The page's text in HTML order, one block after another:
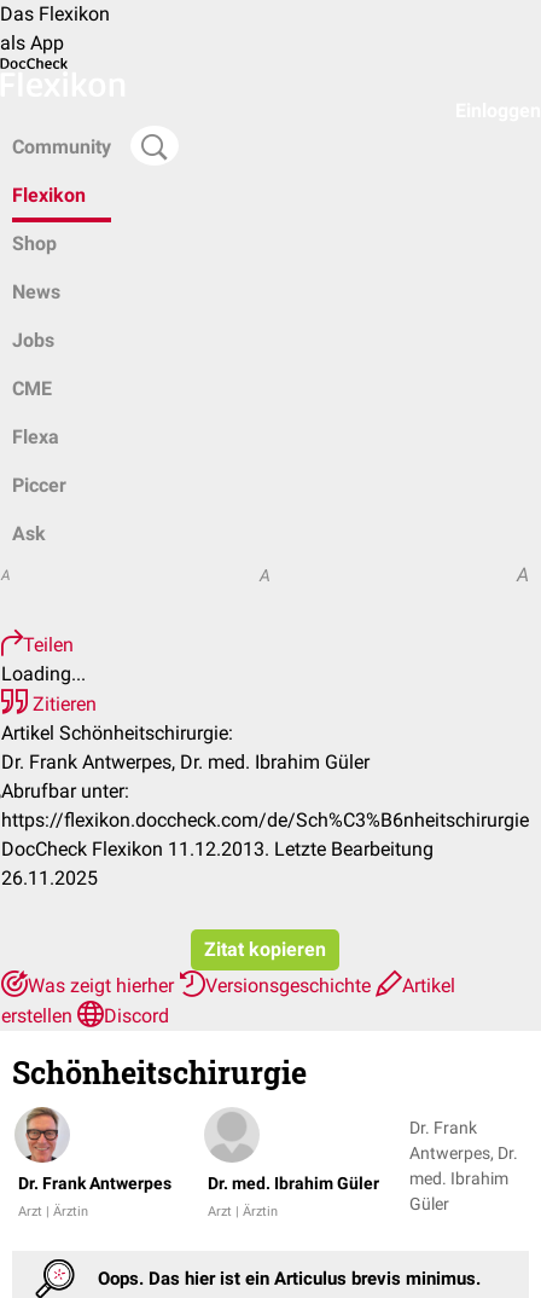
Das Flexikon
als App
Community
Flexikon
Shop
News
Jobs
CME
Flexa
Piccer
Ask
A A A
Teilen
Loading...
Zitieren
Artikel Schönheitschirurgie:
Dr. Frank Antwerpes, Dr. med. Ibrahim Güler
Abrufbar unter:
https://flexikon.doccheck.com/de/Sch%C3%B6nheitschirurgie
DocCheck Flexikon 11.12.2013. Letzte Bearbeitung
26.11.2025
Zitat kopieren
Was zeigt hierher
Versionsgeschichte
Artikel
erstellen
Discord
Schönheitschirurgie
Dr. Frank Antwerpes
Arzt | Ärztin
Dr. med. Ibrahim Güler
Arzt | Ärztin
Dr. Frank
Antwerpes, Dr.
med. Ibrahim
Güler
Oops. Das hier ist ein Articulus brevis minimus.